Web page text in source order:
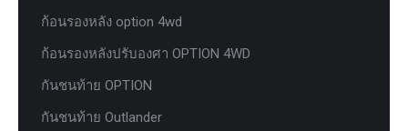
ก้อนรองหลัง option 4wd
ก้อนรองหลังปรับองศา OPTION 4WD
กันชนท้าย OPTION
กันชนท้าย Outlander